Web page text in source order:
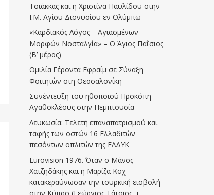
Τσιάκκας και η Χριστίνα Παυλίδου στην
Ι.Μ. Αγίου Διονυσίου εν Ολύμπω
«Καρδιακός Λόγος – Αγιασμένων
Μορφών Νοσταλγία» – Ο Άγιος Παΐσιος
(Β’ μέρος)
Ομιλία Γέροντα Εφραίμ σε Σύναξη
Φοιτητών στη Θεσσαλονίκη
Συνέντευξη του ηθοποιού Προκόπη
Αγαθοκλέους στην Πεμπτουσία
Λευκωσία: Τελετή επαναπατρισμού και
ταφής των οστών 16 Ελλαδιτών
πεσόντων οπλιτών της ΕΛΔΥΚ
Eurovision 1976. Όταν ο Μάνος
Χατζηδάκης και η Μαρίζα Κοχ
κατακεραύνωσαν την τουρκική εισβολή